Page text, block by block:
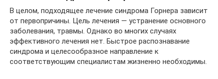
В целом, подходящее лечение синдрома Горнера зависит
от первопричины. Цель лечения — устранение основного
заболевания, травмы. Однако во многих случаях
эффективного лечения нет. Быстрое распознавание
синдрома и целесообразное направление к
соответствующим специалистам жизненно необходимы.